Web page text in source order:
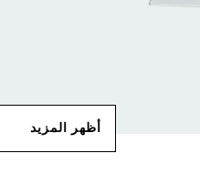
أظهر المزيد